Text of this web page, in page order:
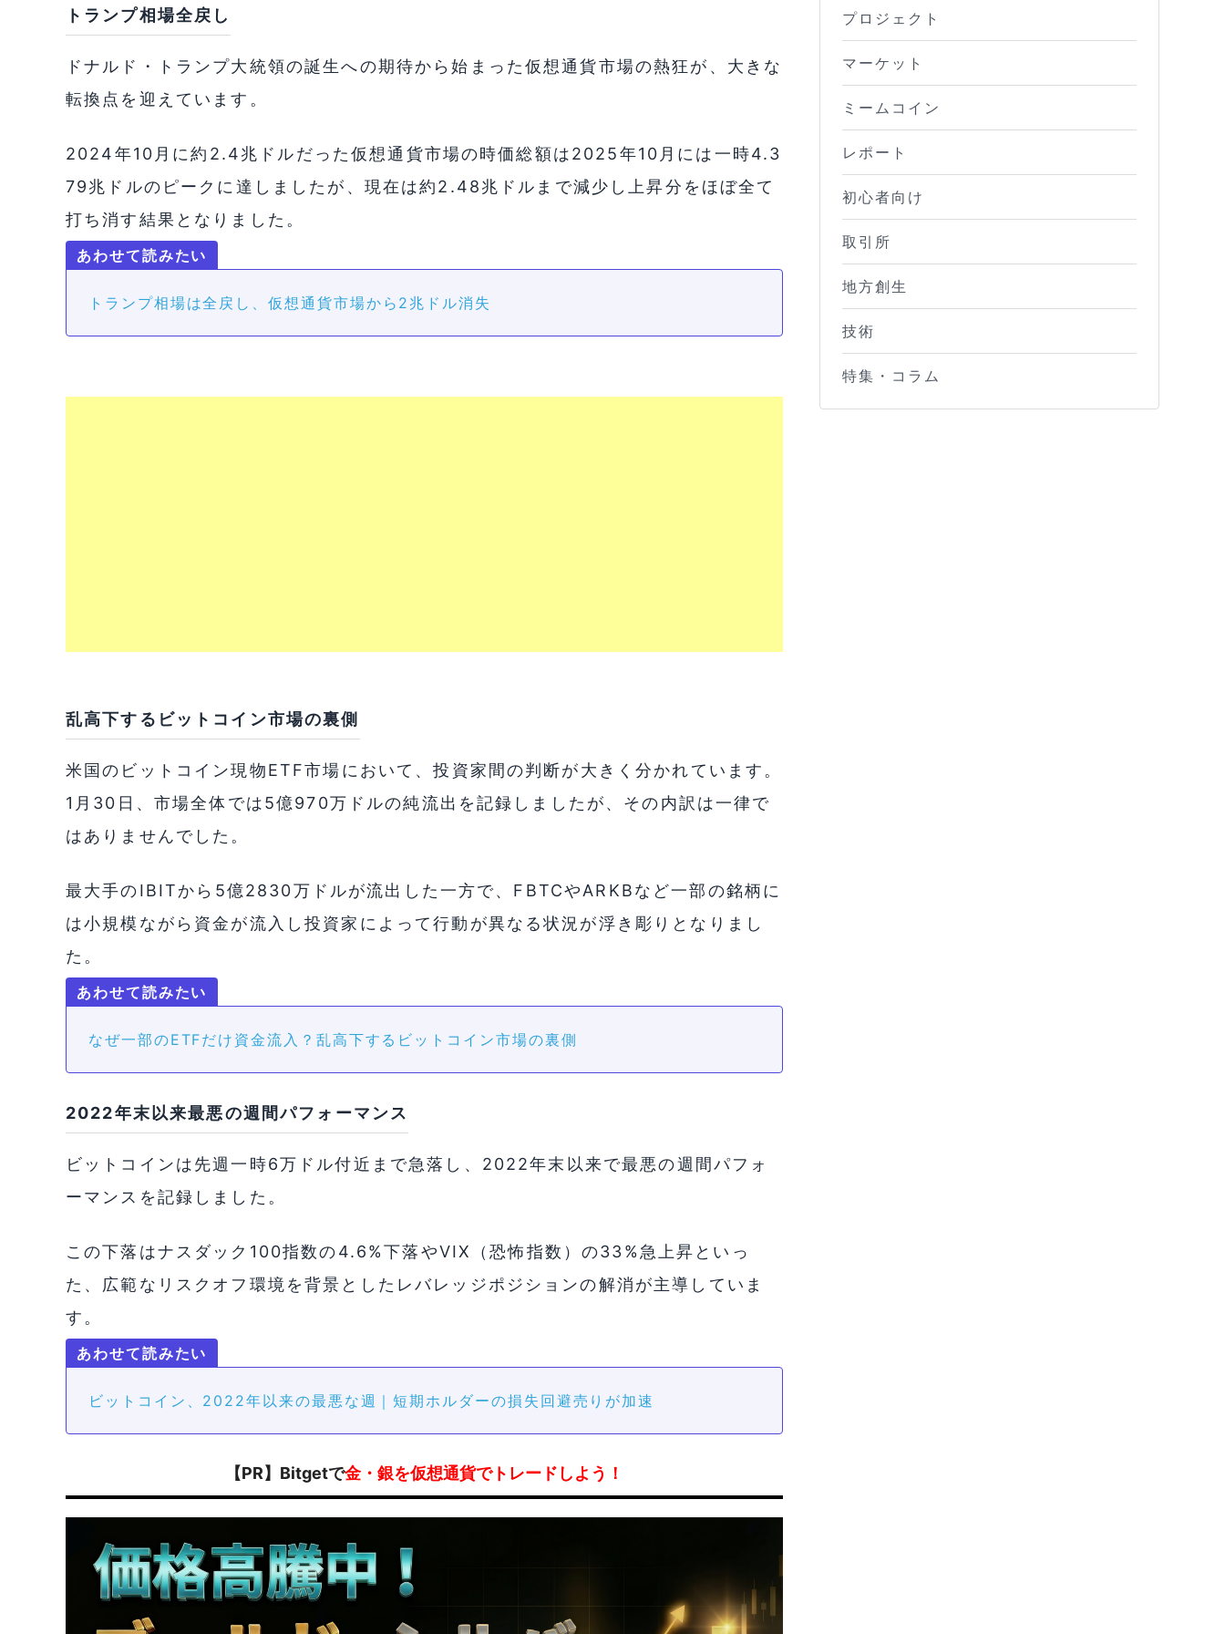
トランプ相場全戻し
ドナルド・トランプ大統領の誕生への期待から始まった仮想通貨市場の熱狂が、大きな
転換点を迎えています。
2024年10月に約2.4兆ドルだった仮想通貨市場の時価総額は2025年10月には一時4.3
79兆ドルのピークに達しましたが、現在は約2.48兆ドルまで減少し上昇分をほぼ全て
打ち消す結果となりました。
トランプ相場は全戻し、仮想通貨市場から2兆ドル消失
乱高下するビットコイン市場の裏側
米国のビットコイン現物ETF市場において、投資家間の判断が大きく分かれています。
1月30日、市場全体では5億970万ドルの純流出を記録しましたが、その内訳は一律で
はありませんでした。
最大手のIBITから5億2830万ドルが流出した一方で、FBTCやARKBなど一部の銘柄に
は小規模ながら資金が流入し投資家によって行動が異なる状況が浮き彫りとなりまし
た。
なぜ一部のETFだけ資金流入？乱高下するビットコイン市場の裏側
2022年末以来最悪の週間パフォーマンス
ビットコインは先週一時6万ドル付近まで急落し、2022年末以来で最悪の週間パフォ
ーマンスを記録しました。
この下落はナスダック100指数の4.6%下落やVIX（恐怖指数）の33%急上昇といっ
た、広範なリスクオフ環境を背景としたレバレッジポジションの解消が主導していま
す。
ビットコイン、2022年以来の最悪な週｜短期ホルダーの損失回避売りが加速
【PR】Bitgetで金・銀を仮想通貨でトレードしよう！
プロジェクト
マーケット
ミームコイン
レポート
初心者向け
取引所
地方創生
技術
特集・コラム